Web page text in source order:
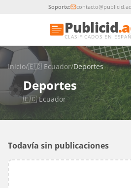
Soporte: contacto@publicid.ad
Publicid
CLASIFICADOS EN
Inicio/🇪🇨 Ecuador/Deportes
⚽Deportes
🇪🇨 Ecuador
Todavía sin publicaciones